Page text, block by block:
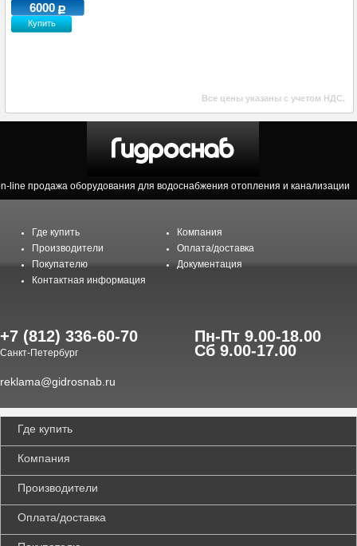
6000
Купить
Все цены указаны с учетом НДС.
line продажа оборудования для водоснабжения отопления и канализации
Где купить
Компания
Производители
Оплата/доставка
Покупателю
Документация
Контактная информация
+7 (812) 336-60-70
Санкт-Петербург
Пн-Пт 9.00-18.00
Сб 9.00-17.00
reklama@gidrosnab.ru
Где купить
Компания
Производители
Оплата/доставка